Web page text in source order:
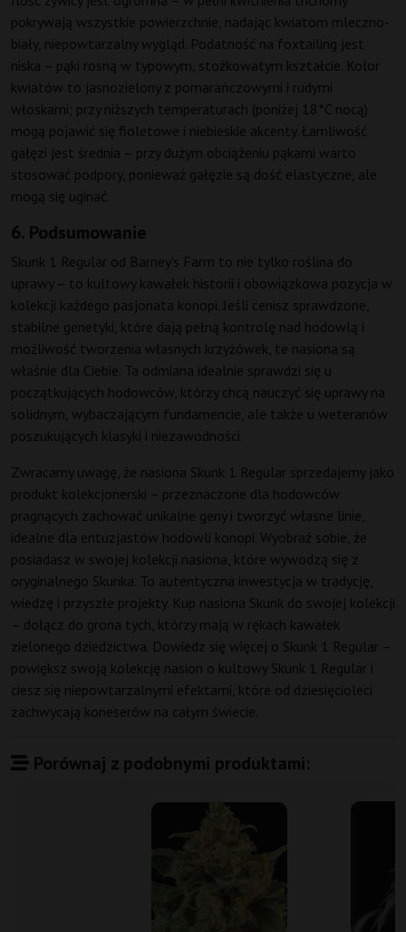
pokrywają wszystkie powierzchnie, nadając kwiatom mleczno-
biały, niepowtarzalny wygląd. Podatność na foxtailing jest
niska – pąki rosną w typowym, stożkowatym kształcie. Kolor
kwiatów to jasnozielony z pomarańczowymi i rudymi
włoskami; przy niższych temperaturach (poniżej 18°C nocą)
mogą pojawić się fioletowe i niebieskie akcenty. Łamliwość
gałęzi jest średnia – przy dużym obciążeniu pąkami warto
stosować podpory, ponieważ gałęzie są dość elastyczne, ale
mogą się uginać.
6. Podsumowanie
Skunk 1 Regular od Barney's Farm to nie tylko roślina do
uprawy – to kultowy kawałek historii i obowiązkowa pozycja w
kolekcji każdego pasjonata konopi. Jeśli cenisz sprawdzone,
stabilne genetyki, które dają pełną kontrolę nad hodowlą i
możliwość tworzenia własnych krzyżówek, te nasiona są
właśnie dla Ciebie. Ta odmiana idealnie sprawdzi się u
początkujących hodowców, którzy chcą nauczyć się uprawy na
solidnym, wybaczającym fundamencie, ale także u weteranów
poszukujących klasyki i niezawodności.
Zwracamy uwagę, że nasiona Skunk 1 Regular sprzedajemy jako
produkt kolekcjonerski – przeznaczone dla hodowców
pragnących zachować unikalne geny i tworzyć własne linie,
idealne dla entuzjastów hodowli konopi. Wyobraź sobie, że
posiadasz w swojej kolekcji nasiona, które wywodzą się z
oryginalnego Skunka. To autentyczna inwestycja w tradycję,
wiedzę i przyszłe projekty. Kup nasiona Skunk do swojej kolekcji
– dołącz do grona tych, którzy mają w rękach kawałek
zielonego dziedzictwa. Dowiedz się więcej o Skunk 1 Regular –
powiększ swoją kolekcję nasion o kultowy Skunk 1 Regular i
ciesz się niepowtarzalnymi efektami, które od dziesięcioleci
zachwycają koneserów na całym świecie.
Porównaj z podobnymi produktami: